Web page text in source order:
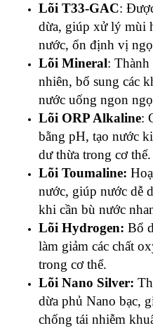
Lõi T33-GAC:
dừa, giúp xử lý mùi
nước, ổn định vị
Lõi Mineral: Thành
nhiên, bổ sung các
nước uống ngon
Lõi ORP Alkaline:
bằng pH, tạo nước
dư thừa trong cơ thể.
Lõi Toumaline:
nước, giúp nước dễ
khi cần bù nước
Lõi Hydrogen: Bổ
làm giảm các chất
trong cơ thể.
Lõi Nano Silver:
dừa phủ Nano bạc,
chống tái nhiễm